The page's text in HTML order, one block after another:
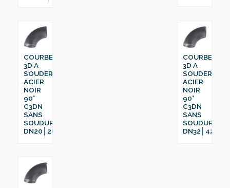
COURBE
3D A
SOUDER
ACIER
NOIR
90°
C3DN
SANS
SOUDURE
DN20│26.9
COURBE
3D A
SOUDER
ACIER
NOIR
90°
C3DN
SANS
SOUDURE
DN32│42.4